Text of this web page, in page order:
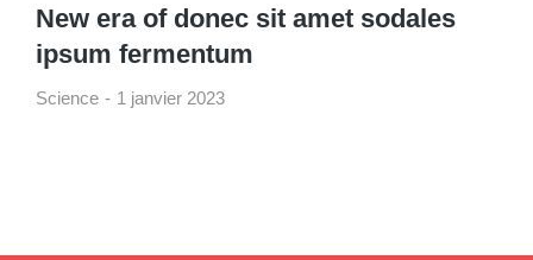
New era of donec sit amet sodales
ipsum fermentum
Science 1 janvier 2023